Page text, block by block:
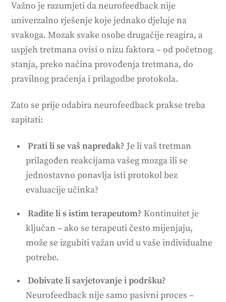
Važno je razumjeti da neurofeedback nije
univerzalno rješenje koje jednako djeluje na
svakoga. Mozak svake osobe drugačije reagira, a
uspjeh tretmana ovisi o nizu faktora – od početnog
stanja, preko načina provođenja tretmana, do
pravilnog praćenja i prilagodbe protokola.
Zato se prije odabira neurofeedback prakse treba
zapitati:
Prati li se vaš napredak? Je li vaš tretman
prilagođen reakcijama vašeg mozga ili se
jednostavno ponavlja isti protokol bez
evaluacije učinka?
Radite li s istim terapeutom? Kontinuitet je
ključan – ako se terapeuti često mijenjaju,
može se izgubiti važan uvid u vaše individualne
potrebe.
Dobivate li savjetovanje i podršku?
Neurofeedback nije samo pasivni proces –